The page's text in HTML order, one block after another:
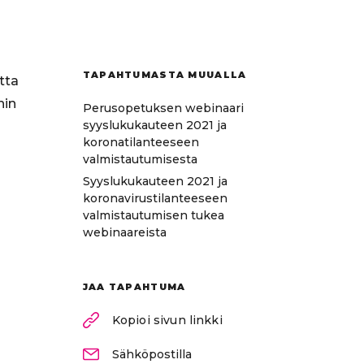
TAPAHTUMASTA MUUALLA
Perusopetuksen webinaari
syyslukukauteen 2021 ja
koronatilanteeseen
valmistautumisesta
Syyslukukauteen 2021 ja
koronavirustilanteeseen
valmistautumisen tukea
webinaareista
JAA TAPAHTUMA
Kopioi sivun linkki
Sähköpostilla